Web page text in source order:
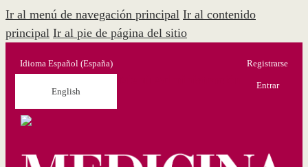
Ir al menú de navegación principal Ir al contenido
principal Ir al pie de página del sitio
Idioma Español (España)
English
Registrarse
Entrar